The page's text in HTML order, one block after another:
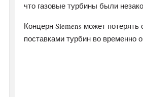
что газовые турбины были
Концерн Siemens может
поставками турбин во временно